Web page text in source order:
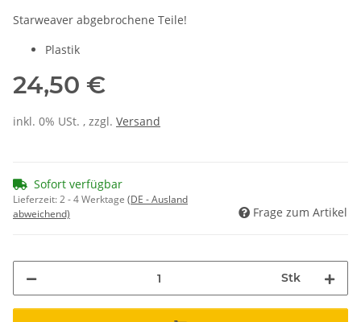
Starweaver abgebrochene Teile!
Plastik
24,50 €
inkl. 0% USt. , zzgl. Versand
Sofort verfügbar
Lieferzeit:2 - 4 Werktage (DE - Ausland
abweichend)
Frage zum Artikel
Stk